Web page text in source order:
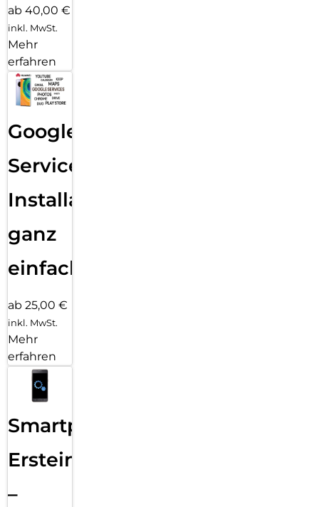
ab 40,00 €
inkl. MwSt.
Mehr
erfahren
Google
Services
Installation
ganz
einfach
ab 25,00 €
inkl. MwSt.
Mehr
erfahren
Smartphone
Ersteinrichtung
–